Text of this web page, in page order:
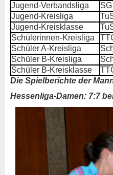
Jugend-Verbandsliga
Jugend-Kreisliga
Jugend-Kreisklasse
Schülerinnen-Kreisliga
Schüler A-Kreisliga
Schüler B-Kreisliga
Schüler B-Kreisklasse
Die Spielberichte der
Hessenliga-Damen: 7:7